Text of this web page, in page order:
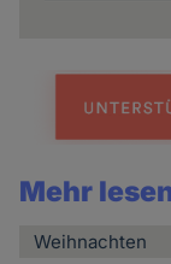
Mehr
Weihnachten